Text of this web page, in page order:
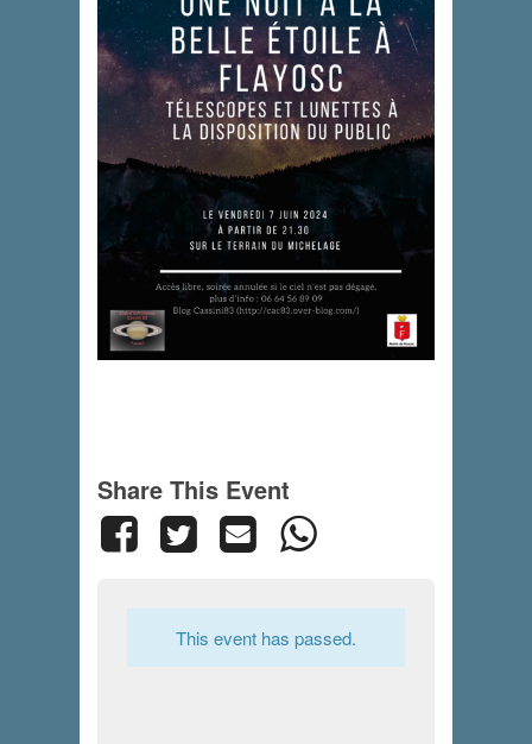
Share This Event
This event has passed.